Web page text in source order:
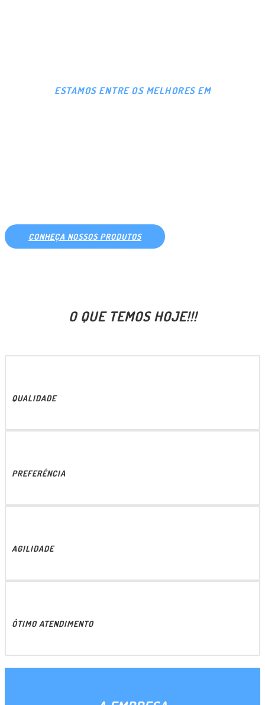
ESTAMOS ENTRE OS MELHORES EM
CONHEÇA NOSSOS PRODUTOS
O QUE TEMOS HOJE!!!
QUALIDADE
PREFERÊNCIA
AGILIDADE
ÓTIMO ATENDIMENTO